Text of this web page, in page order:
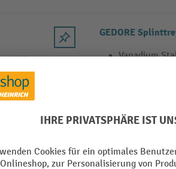
GEDORE
Vanadium
induktiv
klar lackiert,